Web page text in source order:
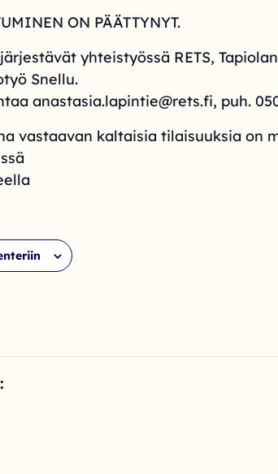
ON PÄÄTTYNYT.
yhteistyössä RETS,
Snellu.
anastasia.lapintie@rets.fi, puh.
vastaavan kaltaisia tilaisuuksia on